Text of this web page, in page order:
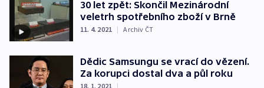
30 let zpět: Skončil Mezinárodní
veletrh spotřebního zboží v Brně
11. 4. 2021 | Archiv ČT
Dědic Samsungu se vrací do vězení.
Za korupci dostal dva a půl roku
18. 1. 2021 |